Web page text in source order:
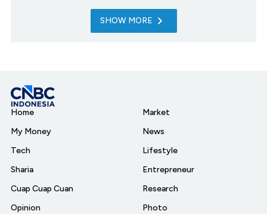
SHOW MORE
Home
My Money
Tech
Sharia
Cuap Cuap Cuan
Opinion
Market
News
Lifestyle
Entrepreneur
Research
Photo